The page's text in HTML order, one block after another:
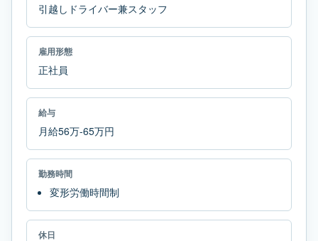
引越しドライバー兼スタッフ
雇用形態
正社員
給与
月給56万-65万円
勤務時間
変形労働時間制
休日